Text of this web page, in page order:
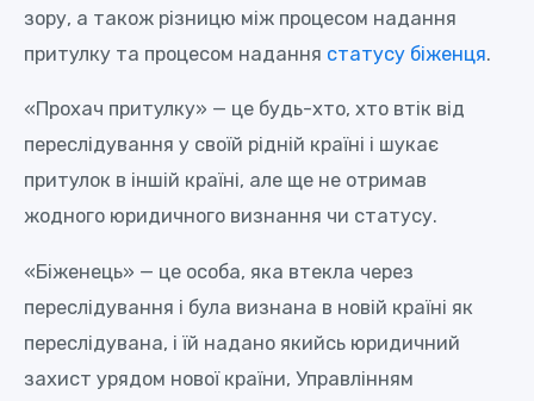
зору, а також різницю між процесом надання
притулку та процесом надання статусу біженця.
«Прохач притулку» — це будь-хто, хто втік від
переслідування у своїй рідній країні і шукає
притулок в іншій країні, але ще не отримав
жодного юридичного визнання чи статусу.
«Біженець» — це особа, яка втекла через
переслідування i була визнана в новій країні як
переслідувана, i їй надано якийсь юридичний
захист урядом нової країни, Управлінням